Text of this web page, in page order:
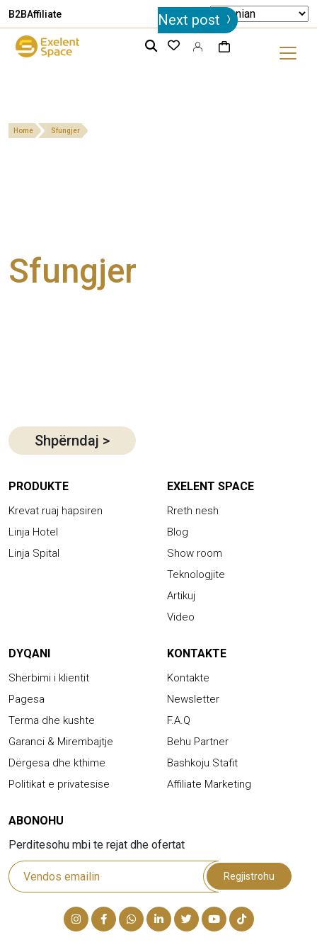
B2BAffiliate
Home Sfungjer
Sfungjer
Post
navigation
Next post
Shpërndaj >
PRODUKTE
Krevat ruaj hapsiren
Linja Hotel
Linja Spital
EXELENT SPACE
Rreth nesh
Blog
Show room
Teknologjite
Artikuj
Video
DYQANI
Shërbimi i klientit
Pagesa
Terma dhe kushte
Garanci & Mirembajtje
Dërgesa dhe kthime
Politikat e privatesise
KONTAKTE
Kontakte
Newsletter
F.A.Q
Behu Partner
Bashkoju Stafit
Affiliate Marketing
ABONOHU
Perditesohu mbi te rejat dhe ofertat
Regjistrohu